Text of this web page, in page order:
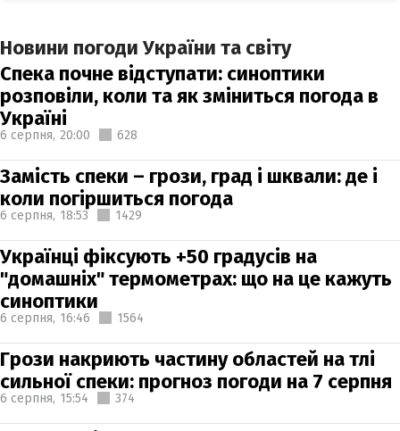
Новини погоди України та світу
Спека почне відступати: синоптики
розповіли, коли та як зміниться погода в
Україні
6 серпня, 20:00 628
Замість спеки – грози, град і шквали: де і
коли погіршиться погода
6 серпня, 18:53 1429
Українці фіксують +50 градусів на
"домашніх" термометрах: що на це кажуть
синоптики
6 серпня, 16:46 1564
Грози накриють частину областей на тлі
сильної спеки: прогноз погоди на 7 серпня
6 серпня, 15:54 374